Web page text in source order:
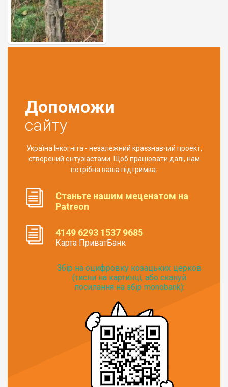
Допоможи
сайту
Україна Інкогніта - незалежний краєзнавчий проект,
створений ентузіастами. Щоб працювати далі, нам
потрібна ваша підтримка.
Станьте нашим меценатом на
Patreon
4149 6293 1537 9685
Карта ПриватБанк
Збір на оцифровку козацьких церков
(тисни на картинці, або скануй
посилання на збір monobank):